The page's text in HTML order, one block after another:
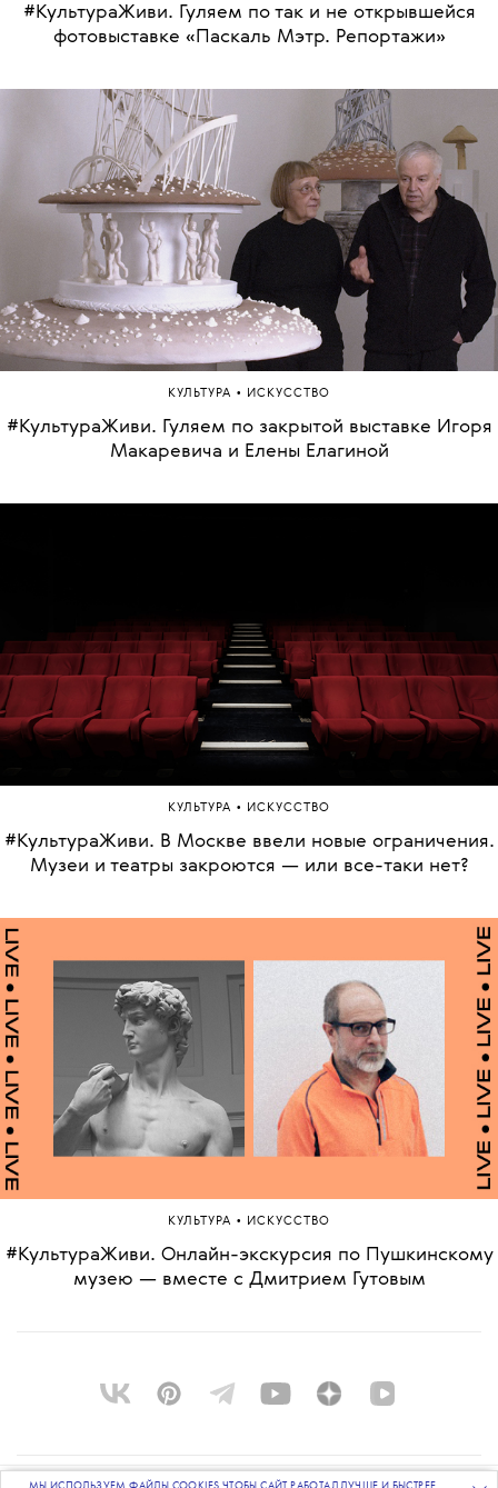
#КультураЖиви. Гуляем по так и не открывшейся
фотовыставке «Паскаль Мэтр. Репортажи»
КУЛЬТУРА • ИСКУССТВО
#КультураЖиви. Гуляем по закрытой выставке Игоря
Макаревича и Елены Елагиной
КУЛЬТУРА • ИСКУССТВО
#КультураЖиви. В Москве ввели новые ограничения.
Музеи и театры закроются — или все-таки нет?
КУЛЬТУРА • ИСКУССТВО
#КультураЖиви. Онлайн-экскурсия по Пушкинскому
музею — вместе с Дмитрием Гутовым
МЫ ИСПОЛЬЗУЕМ ФАЙЛЫ COOKIES ЧТОБЫ САЙТ РАБОТАЛ ЛУЧШЕ И БЫСТРЕЕ.